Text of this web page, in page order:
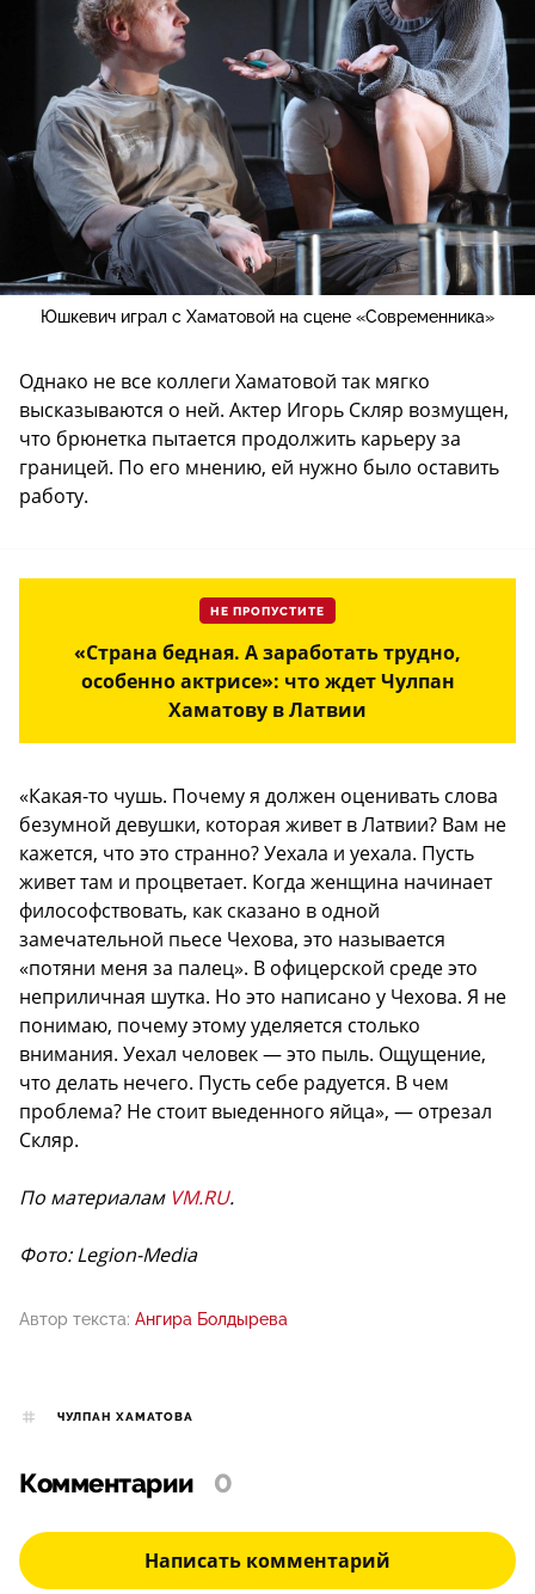
Юшкевич играл с Хаматовой на сцене «Современника»
Однако не все коллеги Хаматовой так мягко
высказываются о ней. Актер Игорь Скляр возмущен,
что брюнетка пытается продолжить карьеру за
границей. По его мнению, ей нужно было оставить
работу.
НЕ ПРОПУСТИТЕ
«Страна бедная. А заработать трудно,
особенно актрисе»: что ждет Чулпан
Хаматову в Латвии
«Какая-то чушь. Почему я должен оценивать слова
безумной девушки, которая живет в Латвии? Вам не
кажется, что это странно? Уехала и уехала. Пусть
живет там и процветает. Когда женщина начинает
философствовать, как сказано в одной
замечательной пьесе Чехова, это называется
«потяни меня за палец». В офицерской среде это
неприличная шутка. Но это написано у Чехова. Я не
понимаю, почему этому уделяется столько
внимания. Уехал человек — это пыль. Ощущение,
что делать нечего. Пусть себе радуется. В чем
проблема? Не стоит выеденного яйца», — отрезал
Скляр.
По материалам VM.RU.
Фото: Legion-Media
Автор текста: Ангира Болдырева
ЧУЛПАН ХАМАТОВА
Комментарии 0
Написать комментарий